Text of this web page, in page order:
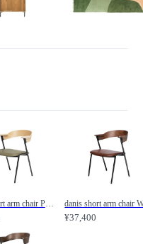
danis short arm chair PU / ダニス ショートアームチェア PU /
¥37,400